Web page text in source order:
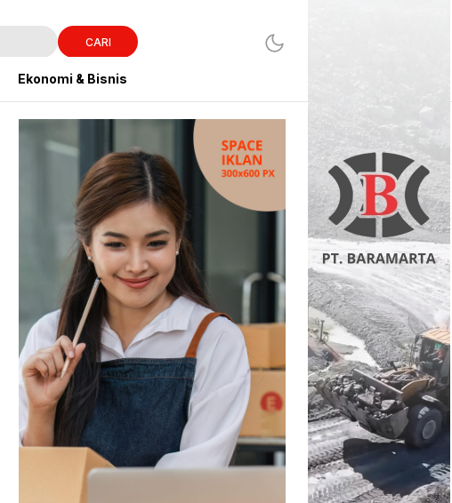
CARI
Ekonomi & Bisnis